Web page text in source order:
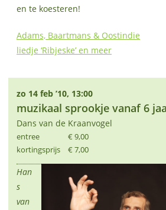
en te koesteren!
Adams, Baartmans & Oostindie
liedje ‘Ribjeske’ en meer
zo 14 feb ’10, 13:00
muzikaal sprookje vanaf 6
Dans van de Kraanvogel
entree
kortingsprijs
€ 9,00
€ 7,00
Han
s
van